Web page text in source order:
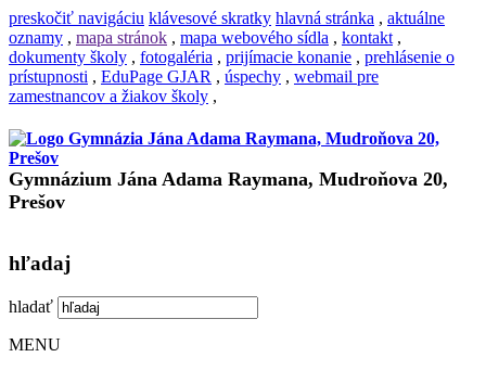
preskočiť navigáciu klávesové skratky hlavná stránka , aktuálne
oznamy , mapa stránok , mapa webového sídla , kontakt ,
dokumenty školy , fotogaléria , prijímacie konanie , prehlásenie o
prístupnosti , EduPage GJAR , úspechy , webmail pre
zamestnancov a žiakov školy ,
Gymnázium Jána Adama Raymana, Mudroňova 20,
Prešov
hľadaj
hladať
MENU